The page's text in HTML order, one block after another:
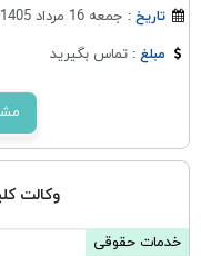
تاریخ : جمعه 16 مرداد 1405
مبلغ :تماس بگیرید
وکالت
خدمات حقوقی